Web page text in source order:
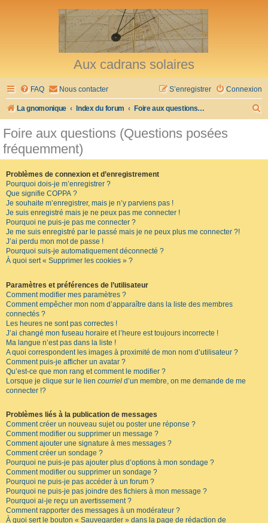
Aux cadrans solaires
FAQ Nous contacter Connexion
S’enregistrer
La gnomonique Index du forum Foire aux questions (Questions posées fréquemment)
Foire aux questions (Questions posées
fréquemment)
Problèmes de connexion et d’enregistrement
Pourquoi dois-je m’enregistrer ?
Que signifie COPPA ?
Je souhaite m’enregistrer, mais je n’y parviens pas !
Je suis enregistré mais je ne peux pas me connecter !
Pourquoi ne puis-je pas me connecter ?
Je me suis enregistré par le passé mais je ne peux plus me connecter ?!
J’ai perdu mon mot de passe !
Pourquoi suis-je automatiquement déconnecté ?
À quoi sert « Supprimer les cookies » ?
Paramètres et préférences de l’utilisateur
Comment modifier mes paramètres ?
Comment empêcher mon nom d’apparaître dans la liste des membres
connectés ?
Les heures ne sont pas correctes !
J’ai changé mon fuseau horaire et l’heure est toujours incorrecte !
Ma langue n’est pas dans la liste !
A quoi correspondent les images à proximité de mon nom d’utilisateur ?
Comment puis-je afficher un avatar ?
Qu’est-ce que mon rang et comment le modifier ?
Lorsque je clique sur le lien courriel d’un membre, on me demande de me
connecter !?
Problèmes liés à la publication de messages
Comment créer un nouveau sujet ou poster une réponse ?
Comment modifier ou supprimer un message ?
Comment ajouter une signature à mes messages ?
Comment créer un sondage ?
Pourquoi ne puis-je pas ajouter plus d’options à mon sondage ?
Comment modifier ou supprimer un sondage ?
Pourquoi ne puis-je pas accéder à un forum ?
Pourquoi ne puis-je pas joindre des fichiers à mon message ?
Pourquoi ai-je reçu un avertissement ?
Comment rapporter des messages à un modérateur ?
À quoi sert le bouton « Sauvegarder » dans la page de rédaction de